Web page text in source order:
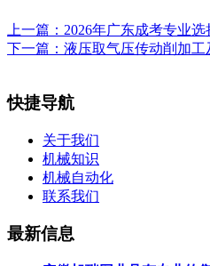
上一篇： 2026年广东成考专业
下一篇： 液压取气压传动削加
快捷导航
关于我们
机械知识
机械自动化
联系我们
最新信息